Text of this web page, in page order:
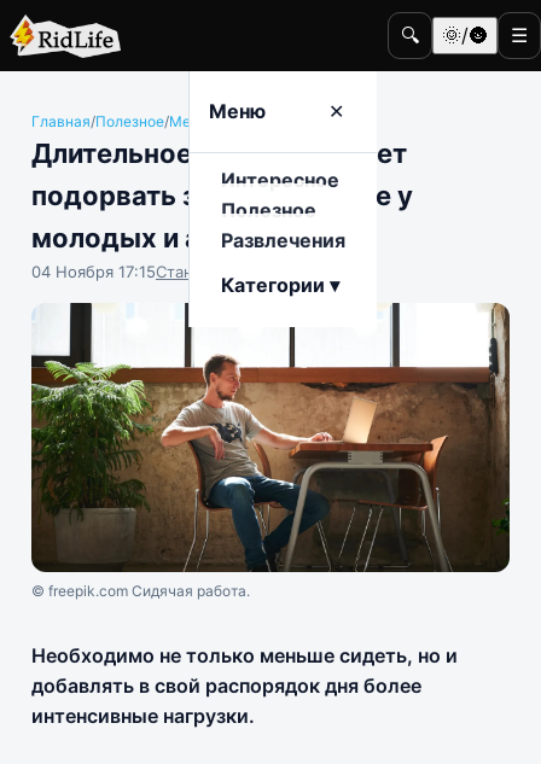
🔍 🌞/🌚 ☰
Меню ✕
Интересное
Полезное
Развлечения
Категории ▾
Главная/Полезное/Медицина и здоровье
Длительное сидение может
подорвать здоровье даже у
молодых и активных
04 Ноября 17:15Станислав Тимонов
© freepik.com Сидячая работа.
Необходимо не только меньше сидеть, но и
добавлять в свой распорядок дня более
интенсивные нагрузки.